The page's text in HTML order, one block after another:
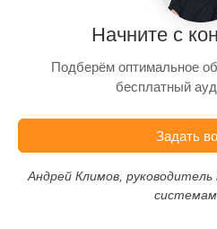
Начните с
Подберём оптимальное
бесплатный
Задать
Андрей Климов,
системам